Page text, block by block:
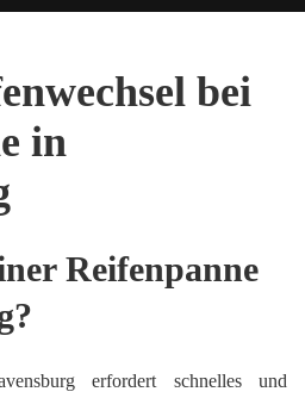
bei
in
Reifenpanne
erfordert schnelles und